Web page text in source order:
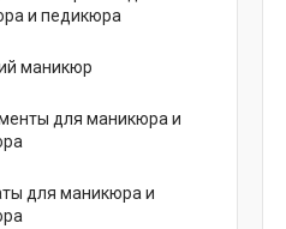
и педикюра
маникюр
для маникюра и
для маникюра и